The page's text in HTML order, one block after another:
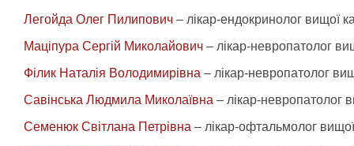
Легойда Олег Пилипович – лікар-ендокринолог вищої
Маціпура Сергій Миколайович – лікар-невропатолог
Філик Наталія Володимирівна – лікар-невропатолог
Савінська Людмила Миколаївна – лікар-невропатолог
Семенюк Світлана Петрівна – лікар-офтальмолог вищої